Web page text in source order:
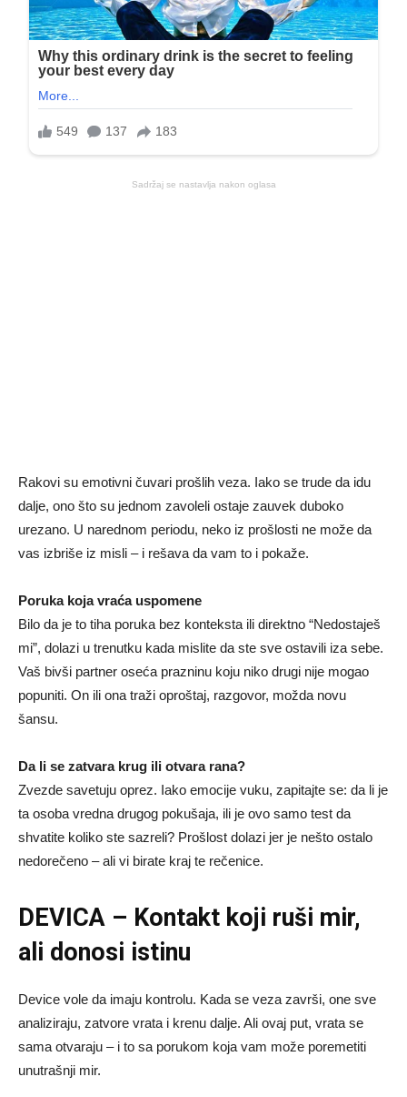
Sadržaj se nastavlja nakon oglasa
Rakovi su emotivni čuvari prošlih veza. Iako se trude da idu
dalje, ono što su jednom zavoleli ostaje zauvek duboko
urezano. U narednom periodu, neko iz prošlosti ne može da
vas izbriše iz misli – i rešava da vam to i pokaže.
Poruka koja vraća uspomene
Bilo da je to tiha poruka bez konteksta ili direktno “Nedostaješ
mi”, dolazi u trenutku kada mislite da ste sve ostavili iza sebe.
Vaš bivši partner oseća prazninu koju niko drugi nije mogao
popuniti. On ili ona traži oproštaj, razgovor, možda novu
šansu.
Da li se zatvara krug ili otvara rana?
Zvezde savetuju oprez. Iako emocije vuku, zapitajte se: da li je
ta osoba vredna drugog pokušaja, ili je ovo samo test da
shvatite koliko ste sazreli? Prošlost dolazi jer je nešto ostalo
nedorečeno – ali vi birate kraj te rečenice.
DEVICA – Kontakt koji ruši mir,
ali donosi istinu
Device vole da imaju kontrolu. Kada se veza završi, one sve
analiziraju, zatvore vrata i krenu dalje. Ali ovaj put, vrata se
sama otvaraju – i to sa porukom koja vam može poremetiti
unutrašnji mir.